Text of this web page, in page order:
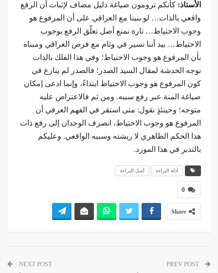
الأستاذ: كأنكم ترومون صياغة دليل مضاف لإثبات أن الرفع
واقعي بالذات… لو بنينا مع العراقي على أن المرفوع هو
وجوب الاحتياط… تارة نمنع أصل تعلّق الرفع بوجوب
الاحتياط… بيد أننا نسير في وئام مع فرض العراقي ومبناه
بأن المرفوع هو وجوب الاحتياط؛ وفي هذا الفلك بالذات
نوجه الخدشة لمقال السيد الصدر؛ فالصدر لم ينازع في
كون المرفوع هو وجوب الاحتياط ابتداءً، وإنما ادعى إمكان
صياغة المنة عبر رفع سببه. ومن ثم فالاعتراض عليه
متوجه؛ وحينئذٍ نقول: متى استقر في الفهم العرفي أن
المرفوع هو وجوب الاحتياط، انصرف الوجدان إلى رفع ذات
هذا الحكم الظاهري لا ريشته وسببه الواقعي. وعليكم
بالتدبر في هذا المورد.
أدلة البراءة أصل البراءة
0
Share
NEXT POST